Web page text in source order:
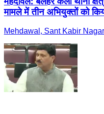
मामले में तीन अभियुक्तों को
Mehdawal, Sant Kabir